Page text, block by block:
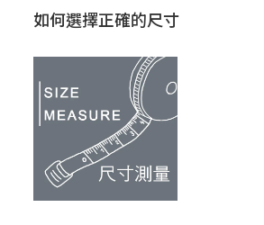
如何選擇正確的尺寸